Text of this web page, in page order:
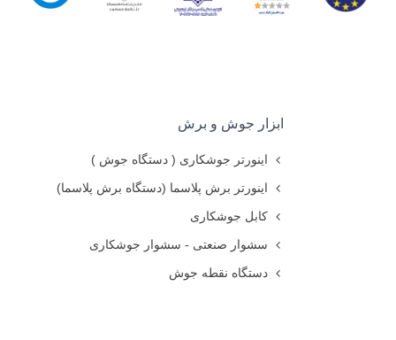
ابزار جوش و برش
اینورتر جوشکاری ( دستگاه جوش )
اینورتر برش پلاسما (دستگاه برش پلاسما)
کابل جوشکاری
سشوار صنعتی - سشوار جوشکاری
دستگاه نقطه جوش